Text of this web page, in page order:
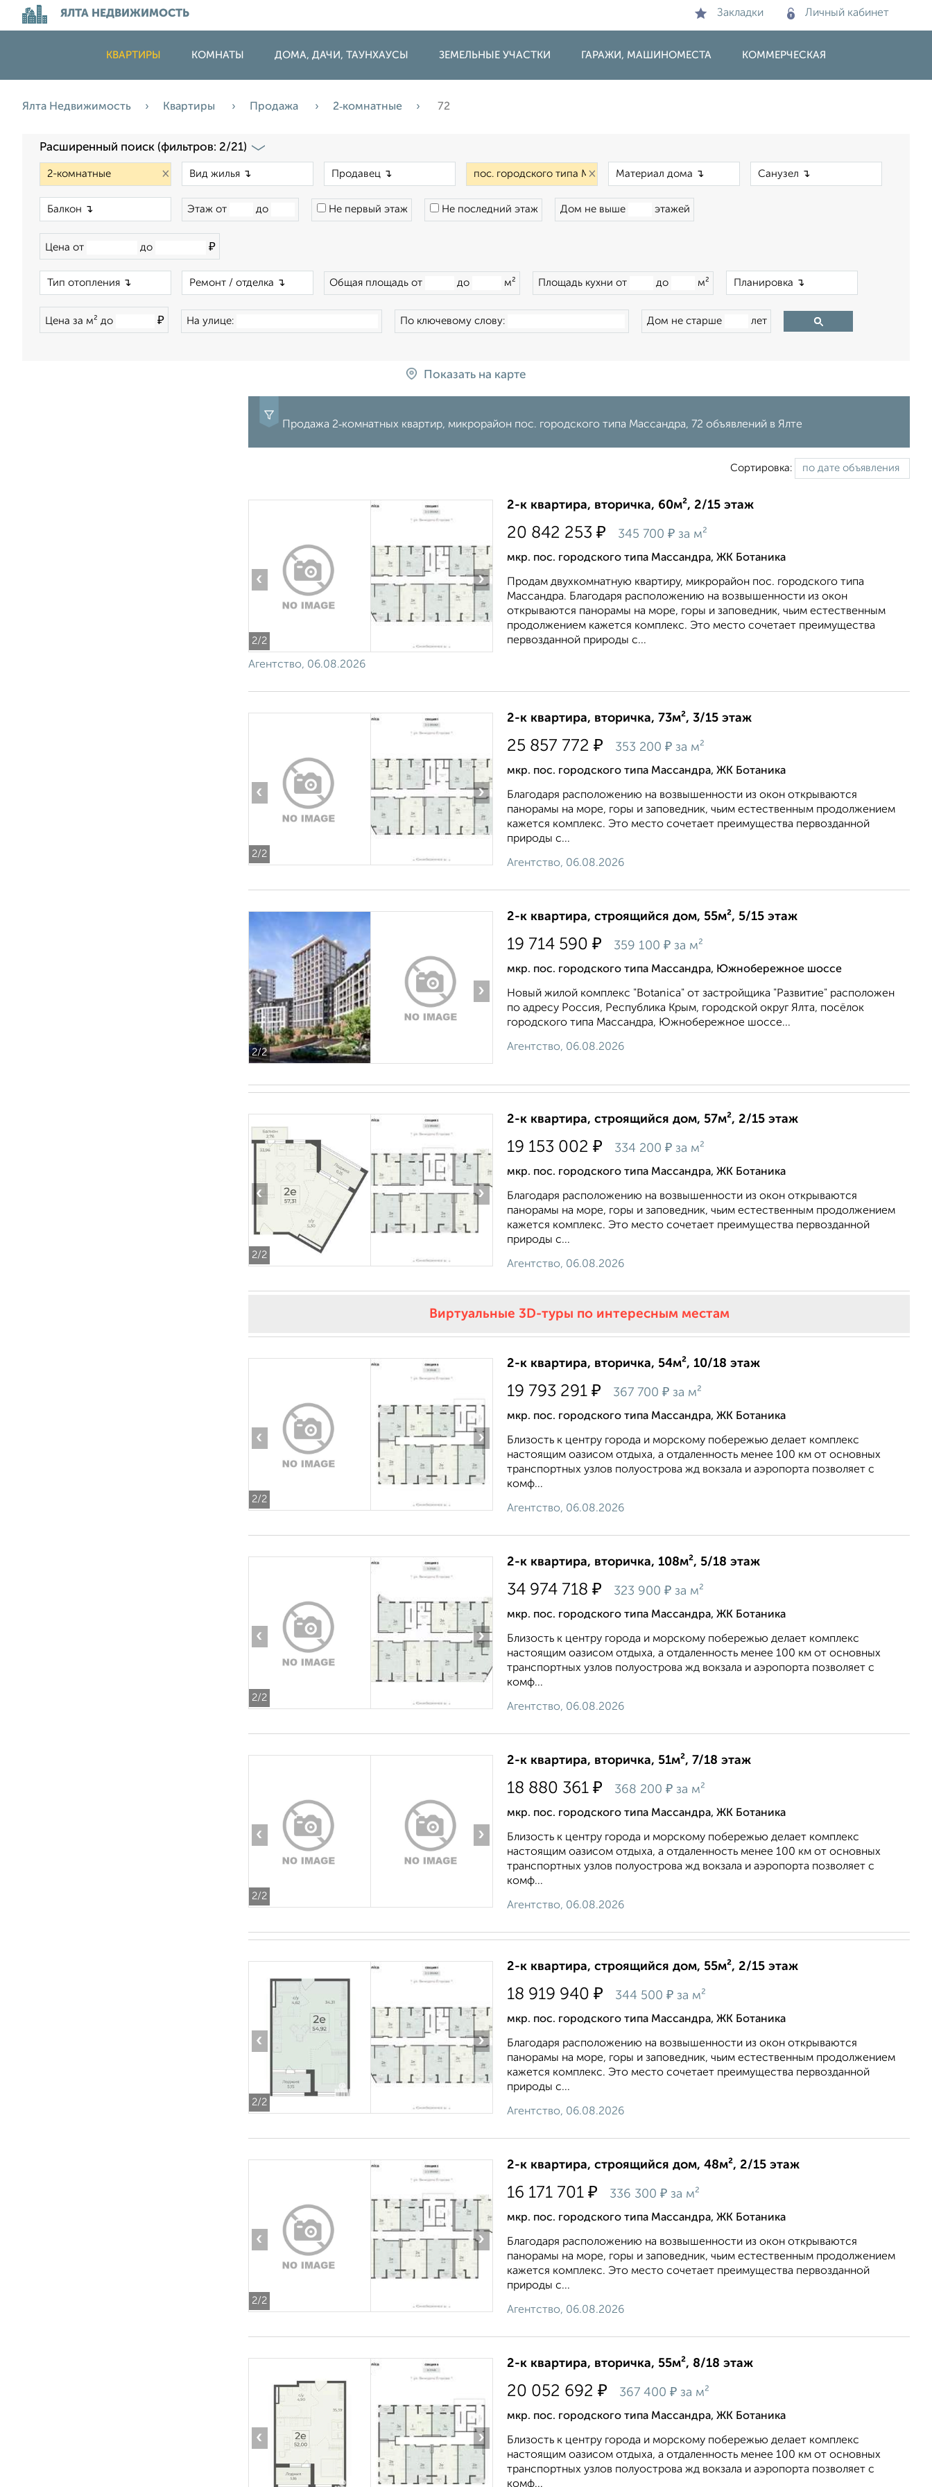
ЯЛТА НЕДВИЖИМОСТЬ Закладки Личный кабинет
КВАРТИРЫ КОМНАТЫ ДОМА, ДАЧИ, ТАУНХАУСЫ ЗЕМЕЛЬНЫЕ УЧАСТКИ ГАРАЖИ, МАШИНОМЕСТА КОММЕРЧЕСКАЯ
Ялта Недвижимость Квартиры Продажа 2‑комнатные 72
Расширенный поиск (фильтров: 2/21)
× ×
Этаж от до Не первый этаж Не последний этаж Дом не выше этажей
Цена от до ₽
Общая площадь от до м² Площадь кухни от до м²
Цена за м² до ₽ На улице: По ключевому слову: Дом не старше лет
Показать на карте
Продажа 2‑комнатных квартир, микрорайон пос. городского типа Массандра, 72 объявлений в Ялте
Сортировка:
2/2
‹ ›
2-к квартира, вторичка, 60м², 2/15 этаж
20 842 253 ₽ 345 700 ₽ за м²
мкр. пос. городского типа Массандра, ЖК Ботаника
Продам двухкомнатную квартиру, микрорайон пос. городского типа
Массандра. Благодаря расположению на возвышенности из окон
открываются панорамы на море, горы и заповедник, чьим естественным
продолжением кажется комплекс. Это место сочетает преимущества
первозданной природы с...
Агентство, 06.08.2026
2/2
‹ ›
2-к квартира, вторичка, 73м², 3/15 этаж
25 857 772 ₽ 353 200 ₽ за м²
мкр. пос. городского типа Массандра, ЖК Ботаника
Благодаря расположению на возвышенности из окон открываются
панорамы на море, горы и заповедник, чьим естественным продолжением
кажется комплекс. Это место сочетает преимущества первозданной
природы с...
Агентство, 06.08.2026
2/2
‹ ›
2-к квартира, строящийся дом, 55м², 5/15 этаж
19 714 590 ₽ 359 100 ₽ за м²
мкр. пос. городского типа Массандра, Южнобережное шоссе
Новый жилой комплекс "Botanica" от застройщика "Развитие" расположен
по адресу Россия, Республика Крым, городской округ Ялта, посёлок
городского типа Массандра, Южнобережное шоссе...
Агентство, 06.08.2026
2/2
‹ ›
2-к квартира, строящийся дом, 57м², 2/15 этаж
19 153 002 ₽ 334 200 ₽ за м²
мкр. пос. городского типа Массандра, ЖК Ботаника
Благодаря расположению на возвышенности из окон открываются
панорамы на море, горы и заповедник, чьим естественным продолжением
кажется комплекс. Это место сочетает преимущества первозданной
природы с...
Агентство, 06.08.2026
Виртуальные 3D-туры по интересным местам
2/2
‹ ›
2-к квартира, вторичка, 54м², 10/18 этаж
19 793 291 ₽ 367 700 ₽ за м²
мкр. пос. городского типа Массандра, ЖК Ботаника
Близость к центру города и морскому побережью делает комплекс
настоящим оазисом отдыха, а отдаленность менее 100 км от основных
транспортных узлов полуострова жд вокзала и аэропорта позволяет с
комф...
Агентство, 06.08.2026
2/2
‹ ›
2-к квартира, вторичка, 108м², 5/18 этаж
34 974 718 ₽ 323 900 ₽ за м²
мкр. пос. городского типа Массандра, ЖК Ботаника
Близость к центру города и морскому побережью делает комплекс
настоящим оазисом отдыха, а отдаленность менее 100 км от основных
транспортных узлов полуострова жд вокзала и аэропорта позволяет с
комф...
Агентство, 06.08.2026
2/2
‹ ›
2-к квартира, вторичка, 51м², 7/18 этаж
18 880 361 ₽ 368 200 ₽ за м²
мкр. пос. городского типа Массандра, ЖК Ботаника
Близость к центру города и морскому побережью делает комплекс
настоящим оазисом отдыха, а отдаленность менее 100 км от основных
транспортных узлов полуострова жд вокзала и аэропорта позволяет с
комф...
Агентство, 06.08.2026
2/2
‹ ›
2-к квартира, строящийся дом, 55м², 2/15 этаж
18 919 940 ₽ 344 500 ₽ за м²
мкр. пос. городского типа Массандра, ЖК Ботаника
Благодаря расположению на возвышенности из окон открываются
панорамы на море, горы и заповедник, чьим естественным продолжением
кажется комплекс. Это место сочетает преимущества первозданной
природы с...
Агентство, 06.08.2026
2/2
‹ ›
2-к квартира, строящийся дом, 48м², 2/15 этаж
16 171 701 ₽ 336 300 ₽ за м²
мкр. пос. городского типа Массандра, ЖК Ботаника
Благодаря расположению на возвышенности из окон открываются
панорамы на море, горы и заповедник, чьим естественным продолжением
кажется комплекс. Это место сочетает преимущества первозданной
природы с...
Агентство, 06.08.2026
‹ ›
2-к квартира, вторичка, 55м², 8/18 этаж
20 052 692 ₽ 367 400 ₽ за м²
мкр. пос. городского типа Массандра, ЖК Ботаника
Близость к центру города и морскому побережью делает комплекс
настоящим оазисом отдыха, а отдаленность менее 100 км от основных
транспортных узлов полуострова жд вокзала и аэропорта позволяет с
комф...